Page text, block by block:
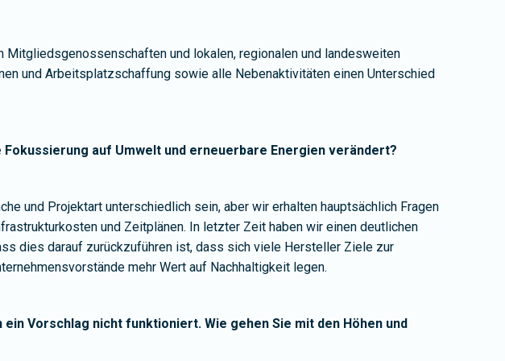
und lokalen, regionalen und landesweiten
und Arbeitsplatzschaffung sowie alle Nebenaktivitäten einen Unterschied
auf Umwelt und erneuerbare Energien verändert?
und Projektart unterschiedlich sein, aber wir erhalten hauptsächlich Fragen
und Zeitplänen. In letzter Zeit haben wir einen deutlichen
dies darauf zurückzuführen ist, dass sich viele Hersteller Ziele zur
mehr Wert auf Nachhaltigkeit legen.
Vorschlag nicht funktioniert. Wie gehen Sie mit den Höhen und